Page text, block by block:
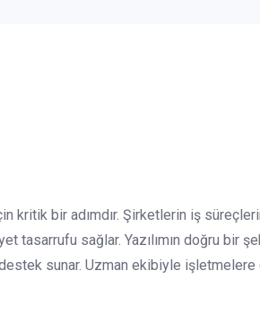
kritik bir adımdır. Şirketlerin iş
tasarrufu sağlar. Yazılımın doğru bir
sunar. Uzman ekibiyle